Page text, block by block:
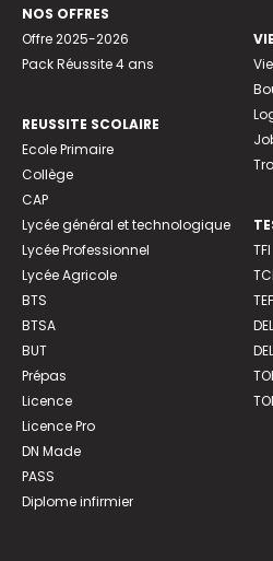
NOS OFFRES
Offre 2025-2026
Pack Réussite 4 ans
REUSSITE SCOLAIRE
Ecole Primaire
Collège
CAP
Lycée général et technologique
Lycée Professionnel
Lycée Agricole
BTS
BTSA
BUT
Prépas
Licence
Licence Pro
DN Made
PASS
Diplome infirmier
TFI
TEF